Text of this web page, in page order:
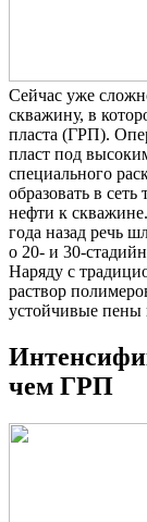
Сейчас уже
скважину, в
пласта (ГРП).
пласт под
специального
образовать в
нефти к
года назад речь
о 20- и 30-
Наряду с
раствор
устойчивые пены
чем ГРП